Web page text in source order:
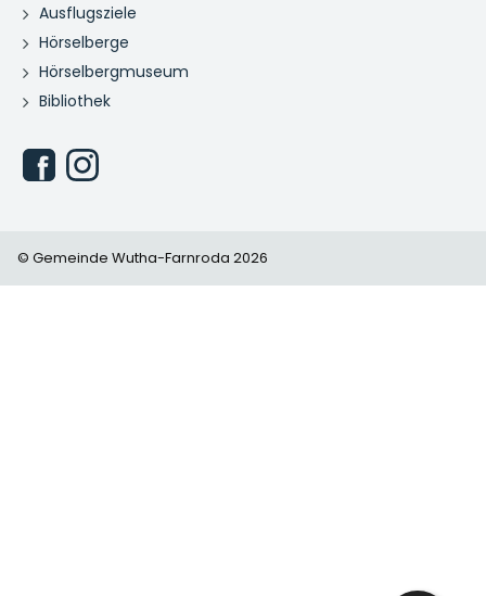
Ausflugsziele
Hörselberge
Hörselbergmuseum
Bibliothek
© Gemeinde Wutha-Farnroda 2026